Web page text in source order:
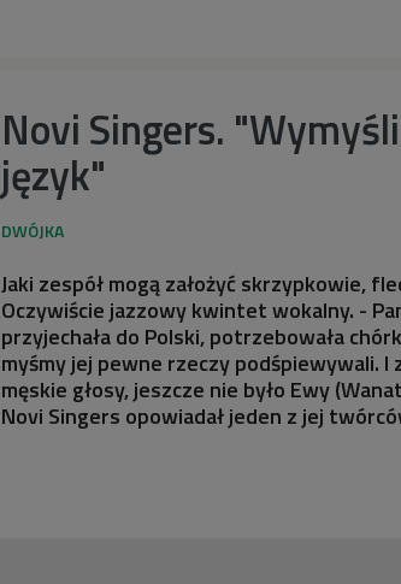
Novi Singers.
język"
Jaki zespół mogą założyć skrzypkowie,
Oczywiście jazzowy kwintet wokalny. -
przyjechała do Polski, potrzebowała
myśmy jej pewne rzeczy podśpiewywali. I
męskie głosy, jeszcze nie było Ewy
Novi Singers opowiadał jeden z jej